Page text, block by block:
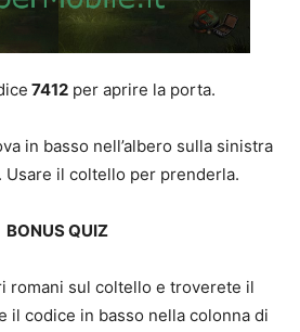
7412per aprire la porta.
in basso nell’albero sulla sinistra
Usare il coltello per prenderla.
BONUS QUIZ
romani sul coltello e troverete il
il codice in basso nella colonna di